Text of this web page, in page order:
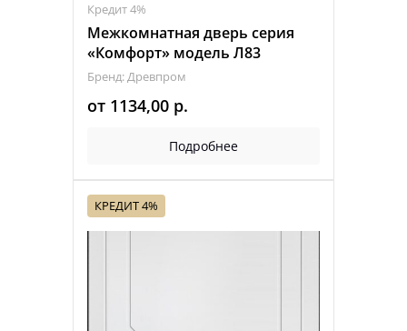
Кредит 4%
Межкомнатная дверь серия
«Комфорт» модель Л83
Бренд: Древпром
от 1134,00 р.
Подробнее
КРЕДИТ 4%